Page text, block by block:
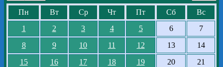
Пн Вт Ср Чт Пт Сб
Вс
1
2 3 4 5 6
7
8
9 10 11 12 13
14
15
16 17 18 19 20
21